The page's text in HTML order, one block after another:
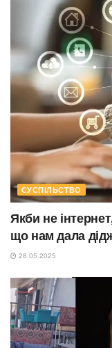
СУСПІЛЬСТВО
Якби не
що нам дала
28.05.2025